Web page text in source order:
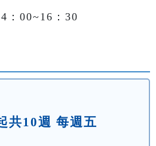
：00~16：30
共10週 每週五